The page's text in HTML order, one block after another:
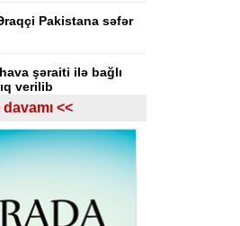
Pakistana səfər
şəraiti ilə bağlı
verilib
üçün qanuni
dəstəyini açıqlayıb:
gündəmində qalır
davamı <<